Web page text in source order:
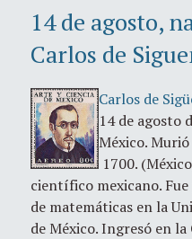
14 de agosto,
Carlos de
Carlos de
14 de agosto
México.
1700.
científico mexicano.
de matemáticas en la
de México. Ingresó en la